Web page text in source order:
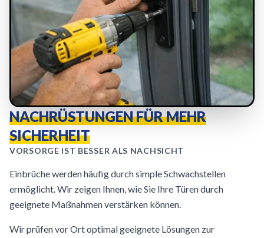
NACHRÜSTUNGEN FÜR MEHR
SICHERHEIT
VORSORGE IST BESSER ALS NACHSICHT
Einbrüche werden häufig durch simple Schwachstellen
ermöglicht. Wir zeigen Ihnen, wie Sie Ihre Türen durch
geeignete Maßnahmen verstärken können.
Wir prüfen vor Ort optimal geeignete Lösungen zur